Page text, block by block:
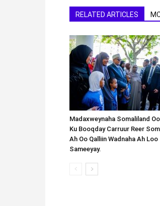
RELATED ARTICLES
Madaxweynaha Somaliland
Ku Booqday Carruur Reer
Ah Oo Qalliin Wadnaha Ah Loo
Sameeyay.